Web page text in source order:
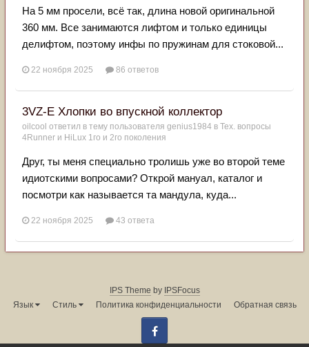
На 5 мм просели, всё так, длина новой оригинальной
360 мм. Все занимаются лифтом и только единицы
делифтом, поэтому инфы по пружинам для стоковой...
22 ноября 2025 86 ответов
3VZ-E Хлопки во впускной коллектор
oilcool ответил в тему пользователя genius1984 в Тех. вопросы
4Runner и HiLux 1го и 2го поколения
Друг, ты меня специально тролишь уже во второй теме
идиотскими вопросами? Открой мануал, каталог и
посмотри как называется та мандула, куда...
22 ноября 2025 43 ответа
IPS Theme by IPSFocus
Язык
Стиль Политика конфиденциальности Обратная связь